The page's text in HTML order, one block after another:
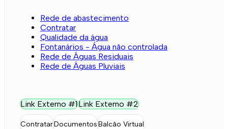
Rede de abastecimento
Contratar
Qualidade da água
Fontanários - Água não controlada
Rede de Águas Residuais
Rede de Águas Pluviais
Link Externo #1Link Externo #2
ContratarDocumentosBalcão Virtual